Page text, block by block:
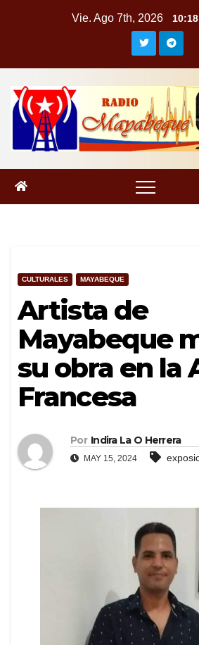
Vie. Ago 7th, 2026
CULTURALES MAYABEQUE
Artista de
Mayabeque
su obra en la
Francesa
Por Indira La O Herrera
MAY 15, 2024